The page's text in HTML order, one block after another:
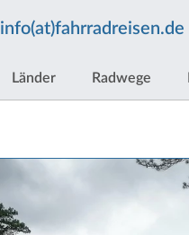
info(at)fahrradreisen.de
Länder Radwege